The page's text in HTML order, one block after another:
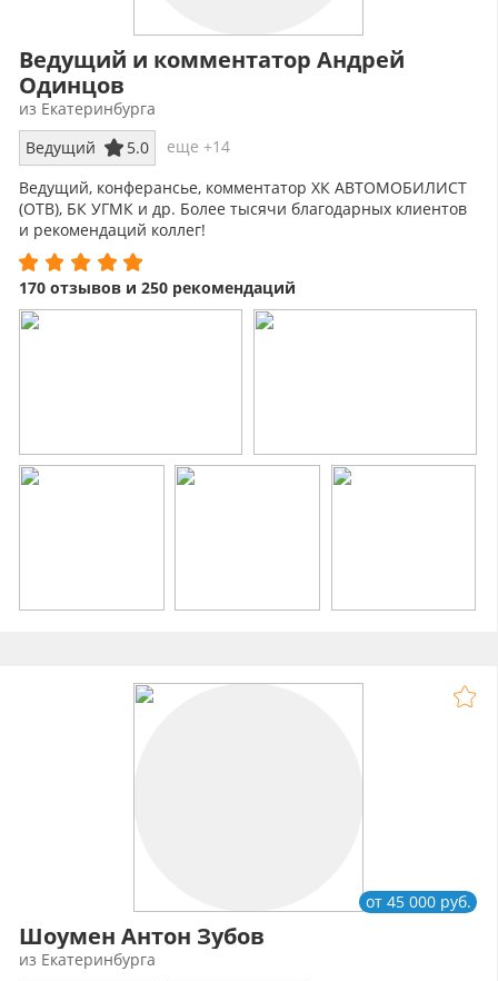
Ведущий и комментатор Андрей
Одинцов
из Екатеринбурга
Ведущий
5.0
еще +14
Ведущий, конферансье, комментатор ХК АВТОМОБИЛИСТ
(ОТВ), БК УГМК и др. Более тысячи благодарных клиентов
и рекомендаций коллег!
170 отзывов и 250 рекомендаций
Шоумен Антон Зубов
от 45 000 руб.
из Екатеринбурга